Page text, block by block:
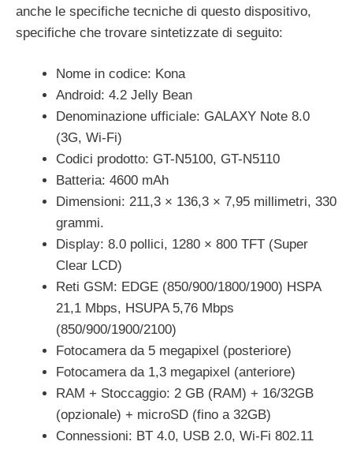
anche le specifiche tecniche di questo dispositivo,
specifiche che trovare sintetizzate di seguito:
Nome in codice: Kona
Android: 4.2 Jelly Bean
Denominazione ufficiale: GALAXY Note 8.0
(3G, Wi-Fi)
Codici prodotto: GT-N5100, GT-N5110
Batteria: 4600 mAh
Dimensioni: 211,3 × 136,3 × 7,95 millimetri, 330
grammi.
Display: 8.0 pollici, 1280 × 800 TFT (Super
Clear LCD)
Reti GSM: EDGE (850/900/1800/1900) HSPA
21,1 Mbps, HSUPA 5,76 Mbps
(850/900/1900/2100)
Fotocamera da 5 megapixel (posteriore)
Fotocamera da 1,3 megapixel (anteriore)
RAM + Stoccaggio: 2 GB (RAM) + 16/32GB
(opzionale) + microSD (fino a 32GB)
Connessioni: BT 4.0, USB 2.0, Wi-Fi 802.11